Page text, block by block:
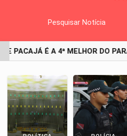
Pesquisar Notícia
PACAJÁ É A 4ª MELHOR DO PARÁ